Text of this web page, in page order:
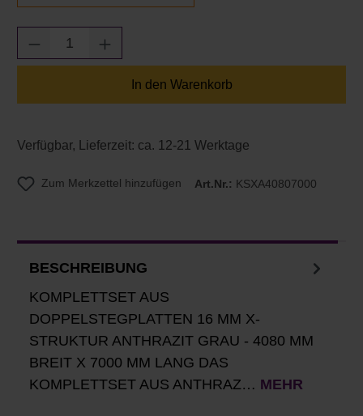
Produkt Anzahl: Gib den gewünschten
In den Warenkorb
Verfügbar, Lieferzeit: ca. 12-21 Werktage
Zum Merkzettel hinzufügen Art.Nr.: KSXA40807000
BESCHREIBUNG
KOMPLETTSET AUS
DOPPELSTEGPLATTEN 16 MM X-
STRUKTUR ANTHRAZIT GRAU - 4080 MM
BREIT X 7000 MM LANG DAS
KOMPLETTSET AUS ANTHRAZ… MEHR